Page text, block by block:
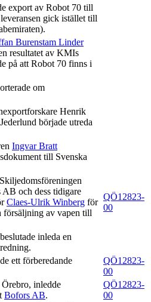
export av Robot 70 till
gick istället till
Burenstam Linder
resultatet av KMIs
på att Robot 70 finns i
om
Henrik
började utreda
Ingvar Bratt
till Svenska
och dess tidigare
Claes-Ulrik Winberg för
försäljning av vapen till
QÖ12823-
00
inleda en
ett förberedande
QÖ12823-
00
inledde
Bofors AB.
QÖ12823-
00